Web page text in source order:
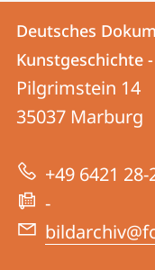
Kontakt
und
zur
Website
Deutsches
für
-
Bildarchiv
Foto
Marburg
Deutsches
Kunstgeschichte
Pilgrimstein 14
35037 Marburg
+49 6421 28-
-